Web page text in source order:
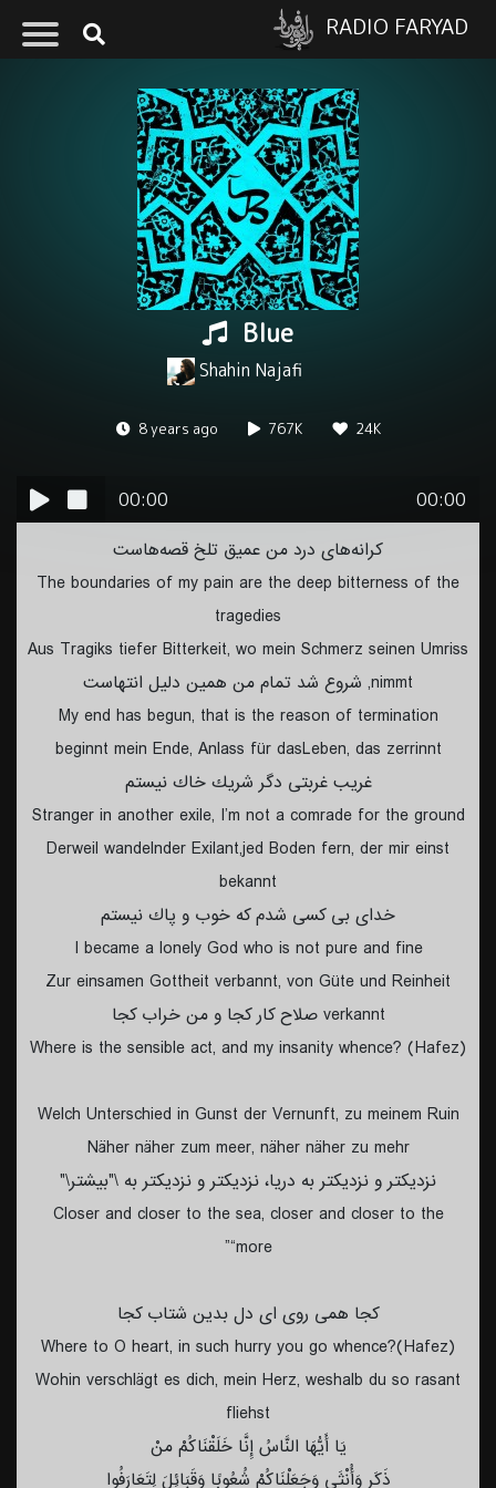
RADIO FARYAD
Blue
Shahin Najafi
8 years ago 767K 24K
00:00 00:00
كرانه‌‌هاى درد من عميق تلخ قصه‌‌هاست
The boundaries of my pain are the deep bitterness of the
tragedies
Aus Tragiks tiefer Bitterkeit, wo mein Schmerz seinen Umriss
nimmt, شروع شد تمام من همين دليل انتهاست
My end has begun, that is the reason of termination
beginnt mein Ende, Anlass für dasLeben, das zerrinnt
غريب غربتى دگر شريك خاك نيستم
Stranger in another exile, I’m not a comrade for the ground
Derweil wandelnder Exilant,jed Boden fern, der mir einst
bekannt
خداى بى كسى شدم كه خوب و پاك نيستم
I became a lonely God who is not pure and fine
Zur einsamen Gottheit verbannt, von Güte und Reinheit
verkannt صلاح كار كجا و من خراب كجا
Where is the sensible act, and my insanity whence? (Hafez)
Welch Unterschied in Gunst der Vernunft, zu meinem Ruin
Näher näher zum meer, näher näher zu mehr
نزديكتر و نزديكتر به دريا، نزديكتر و نزديكتر به \"بيشتر\"
Closer and closer to the sea, closer and closer to the
“more”
كجا همى روى اى دل بدين شتاب كجا
Where to O heart, in such hurry you go whence?(Hafez)
Wohin verschlägt es dich, mein Herz, weshalb du so rasant
fliehst
يَا أَيُّهَا النَّاسُ إِنَّا خَلَقْنَاكُمْ منْ
ذَكَرٍ وَأُنْثَى وَجَعَلْنَاكُمْ شُعُوبًا وَقَبَائِلَ لِتَعَارَفُوا